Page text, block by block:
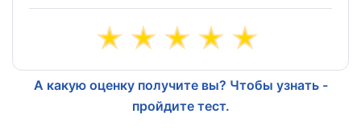
А какую оценку получите вы? Чтобы узнать -
пройдите тест.